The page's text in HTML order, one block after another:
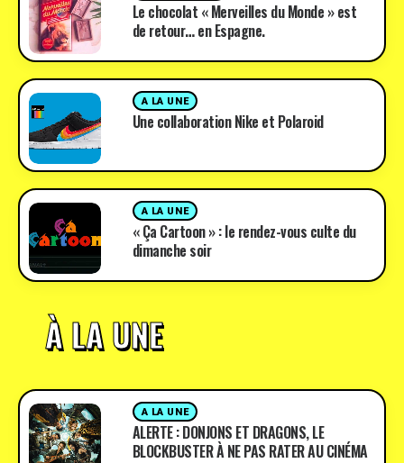
Le chocolat « Merveilles du Monde » est
de retour… en Espagne.
A LA UNE
Une collaboration Nike et Polaroid
A LA UNE
« Ça Cartoon » : le rendez-vous culte du
dimanche soir
À LA UNE
A LA UNE
ALERTE : DONJONS ET DRAGONS, LE
BLOCKBUSTER À NE PAS RATER AU CINÉMA